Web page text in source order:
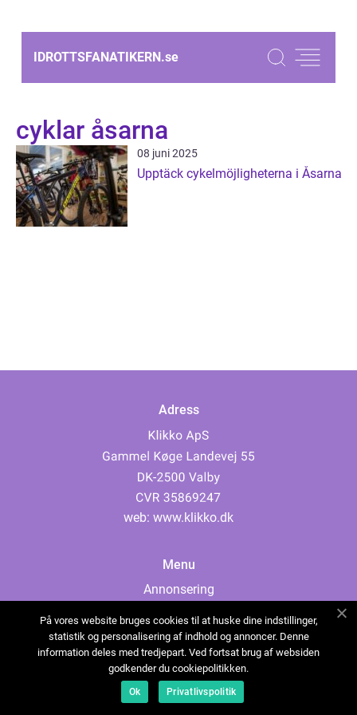
IDROTTSFANATIKERN.se
cyklar åsarna
08 juni 2025
Upptäck cykelmöjligheterna i Åsarna
Adress
web: www.klikko.dk
Menu
Annonsering
Cookies
Kontakta oss
Sitemap
På vores website bruges cookies til at huske dine indstillinger,
statistik og personalisering af indhold og annoncer. Denne
information deles med tredjepart. Ved fortsat brug af websiden
godkender du cookiepolitikken.
Ok Privatlivspolitik